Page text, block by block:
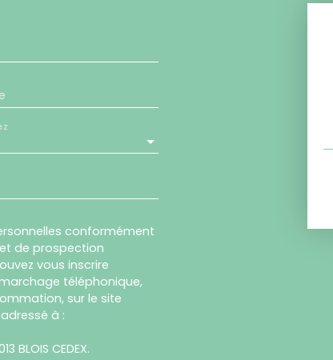
conformément
de prospection
vous inscrire
téléphonique,
sur le site
à :
BLOIS CEDEX.